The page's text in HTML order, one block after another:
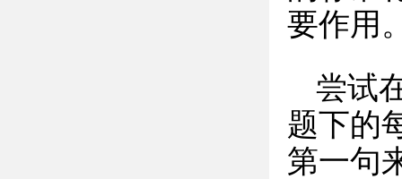
要作用
尝试
题下的
第一句